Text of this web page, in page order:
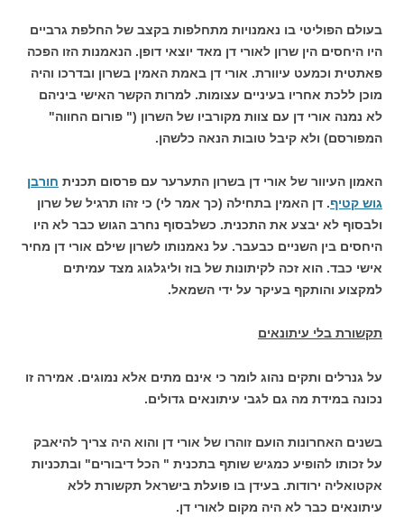
בעולם הפוליטי בו נאמנויות מתחלפות בקצב של החלפת גרביים
היו היחסים הין שרון לאורי דן מאד יוצאי דופן. הנאמנות הזו הפכה
פאתטית וכמעט עיוורת. אורי דן באמת האמין בשרון ובדרכו והיה
מוכן ללכת אחריו בעיניים עצומות. למרות הקשר האישי ביניהם
לא נמנה אורי דן עם צוות מקורביו של השרון (" פורום החווה"
המפורסם) ולא קיבל טובות הנאה כלשהן.
האמון העיוור של אורי דן בשרון התערער עם פרסום תכנית חורבן
גוש קטיף. דן האמין בתחילה (כך אמר לי) כי זהו תרגיל של שרון
ולבסוף לא יבצע את התכנית. כשלבסוף נחרב הגוש כבר לא היו
היחסים בין השניים כבעבר. על נאמנותו לשרון שילם אורי דן מחיר
אישי כבד. הוא זכה לקיתונות של בוז וליגלגוג מצד עמיתים
למקצוע והותקף בעיקר על ידי השמאל.
תקשורת בלי עיתונאים
על גנרלים ותקים נהוג לומר כי אינם מתים אלא נמוגים. אמירה זו
נכונה במידת מה גם לגבי עיתונאים גדולים.
בשנים האחרונות הועם זוהרו של אורי דן והוא היה צריך להיאבק
על זכותו להופיע כמגיש שותף בתכנית " הכל דיבורים" ובתכניות
אקטואליה ירודות. בעידן בו פועלת בישראל תקשורת ללא
עיתונאים כבר לא היה מקום לאורי דן.